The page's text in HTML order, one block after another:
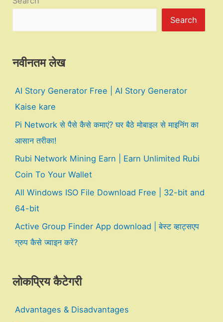
Search
नवीनतम लेख
AI Story Generator Free | AI Story Generator
Kaise kare
Pi Network से पैसे कैसे कमाएं? घर बैठे मोबाइल से माइनिंग का
आसान तरीका!
Rubi Network Mining Earn | Earn Unlimited Rubi
Coin To Your Wallet
All Windows ISO File Download Free | 32-bit and
64-bit
Active Group Finder App download | बेस्ट व्हाट्सएप
ग्रुप कैसे ज्वाइन करें?
लोकप्रिय कैटेगरी
Advantages & Disadvantages